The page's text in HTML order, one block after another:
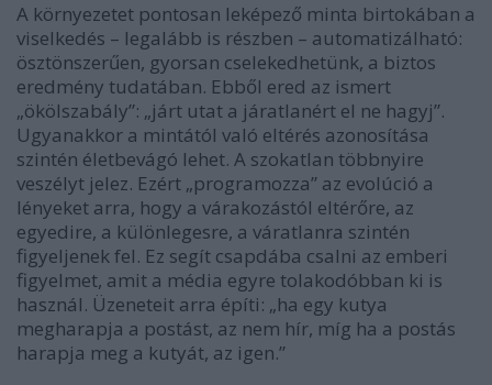
A környezetet pontosan leképező minta birtokában a
viselkedés – legalább is részben – automatizálható:
ösztönszerűen, gyorsan cselekedhetünk, a biztos
eredmény tudatában. Ebből ered az ismert
„ökölszabály”: „járt utat a járatlanért el ne hagyj”.
Ugyanakkor a mintától való eltérés azonosítása
szintén életbevágó lehet. A szokatlan többnyire
veszélyt jelez. Ezért „programozza” az evolúció a
lényeket arra, hogy a várakozástól eltérőre, az
egyedire, a különlegesre, a váratlanra szintén
figyeljenek fel. Ez segít csapdába csalni az emberi
figyelmet, amit a média egyre tolakodóbban ki is
használ. Üzeneteit arra építi: „ha egy kutya
megharapja a postást, az nem hír, míg ha a postás
harapja meg a kutyát, az igen.”